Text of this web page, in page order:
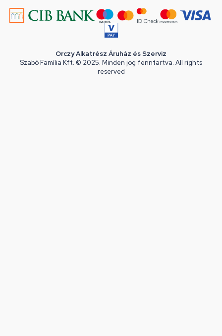
Orczy Alkatrész Áruház és Szerviz
Szabó Família Kft. © 2025. Minden jog fenntartva. All rights
reserved